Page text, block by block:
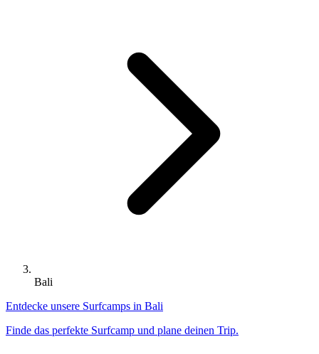
Bali
Entdecke unsere Surfcamps in Bali
Finde das perfekte Surfcamp und plane deinen Trip.